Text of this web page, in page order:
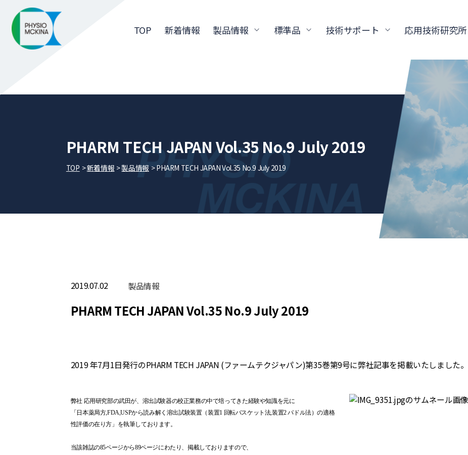
TOP 新着情報 製品情報 標準品 技術サポート 応用技術研究所
PHARM TECH JAPAN Vol.35 No.9 July 2019
TOP 新着情報 製品情報 PHARM TECH JAPAN Vol.35 No.9 July 2019
2019.07.02 製品情報
PHARM TECH JAPAN Vol.35 No.9 July 2019
2019 年7月1日発行のPHARM TECH JAPAN (ファームテクジャパン)第35巻第9号に弊社記事を掲載いたしました。
弊社 応用研究部の武田が、溶出試験器の校正業務の中で培ってきた経験や知識を元に
「日本薬局方,FDA,USPから読み解く溶出試験装置（装置1 回転バスケット法,装置2 パドル法）の適格
性評価の在り方」を執筆しております。
当該雑誌の85ページから89ページにわたり、掲載しておりますので、